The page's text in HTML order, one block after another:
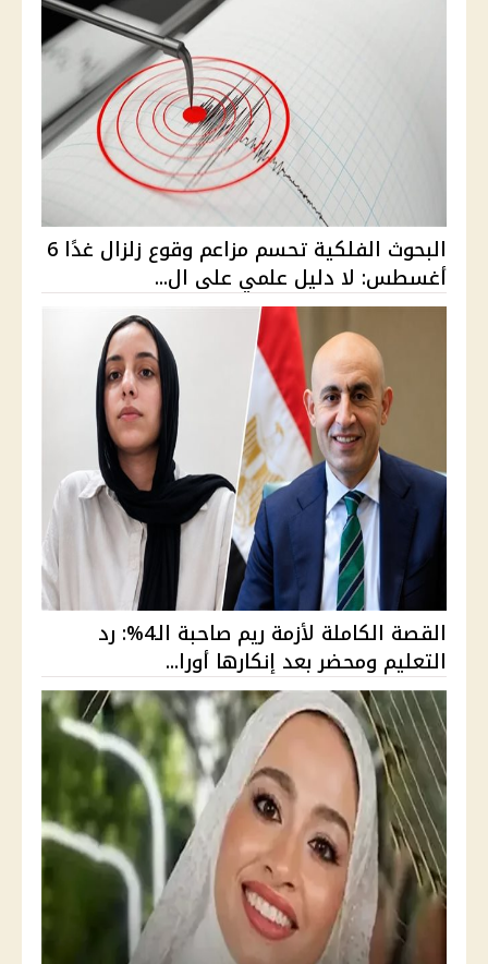
البحوث الفلكية تحسم مزاعم وقوع زلزال غدًا 6
أغسطس: لا دليل علمي على ال...
القصة الكاملة لأزمة ريم صاحبة الـ4%: رد
التعليم ومحضر بعد إنكارها أورا...